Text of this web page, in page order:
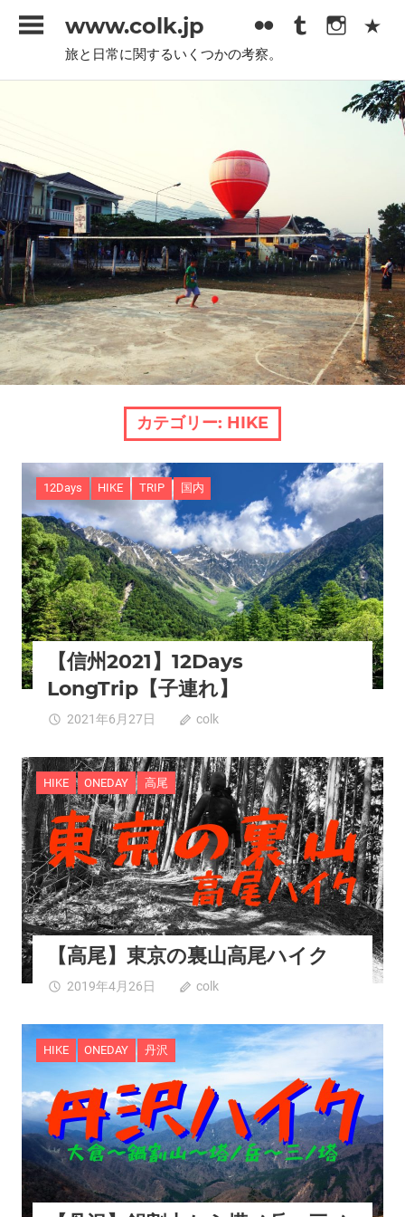
ン
ス
キ
ッ
プ
www.colk.jp
旅と日常に関するいくつかの考察。
カテゴリー: HIKE
12Days HIKE TRIP 国内
【信州2021】12Days
LongTrip【子連れ】
2021年6月27日 colk
HIKE ONEDAY 高尾
【高尾】東京の裏山高尾ハイク
2019年4月26日 colk
HIKE ONEDAY 丹沢